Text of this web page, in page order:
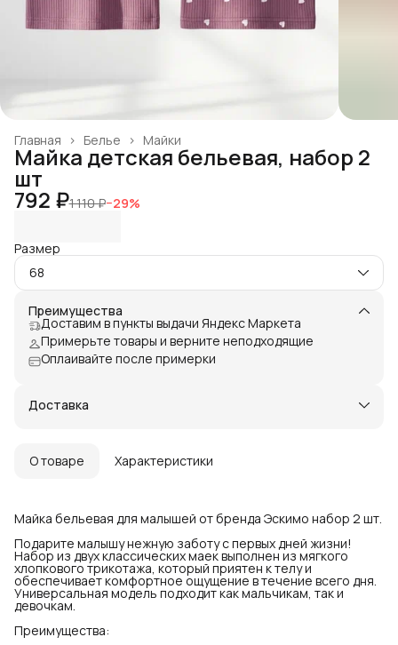
Майки
Белье ›
Главная ›
Майка детская бельевая, набор 2
шт
792 ₽1 110 ₽−29%
Размер
68
Преимущества
Доставим в пункты выдачи Яндекс Маркета
Примерьте товары и верните неподходящие
Оплаивайте после примерки
Доставка
О товаре Характеристики
Майка бельевая для малышей от бренда Эскимо набор 2 шт.
Подарите малышу нежную заботу с первых дней жизни!
Набор из двух классических маек выполнен из мягкого
хлопкового трикотажа, который приятен к телу и
обеспечивает комфортное ощущение в течение всего дня.
Универсальная модель подходит как мальчикам, так и
девочкам.
Преимущества: